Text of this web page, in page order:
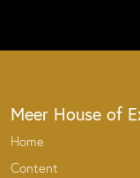
Meer House of
Home
Content